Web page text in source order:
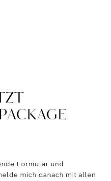
Formular und
mich danach mit allen